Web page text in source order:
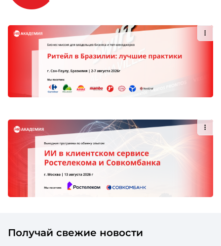
Получай свежие новости